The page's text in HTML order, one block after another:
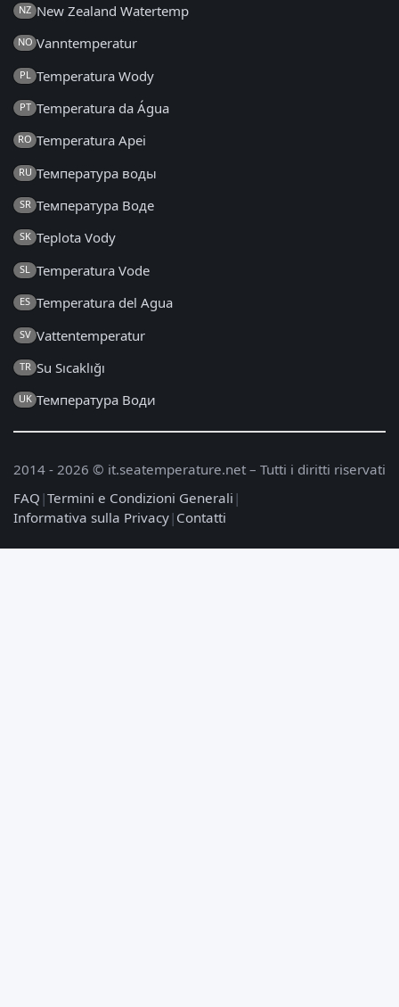
NZ New Zealand Watertemp
NO Vanntemperatur
PL Temperatura Wody
PT Temperatura da Água
RO Temperatura Apei
RU Температура воды
SR Температура Воде
SK Teplota Vody
SL Temperatura Vode
ES Temperatura del Agua
SV Vattentemperatur
TR Su Sıcaklığı
UK Температура Води
2014 - 2026 © it.seatemperature.net – Tutti i diritti riservati
FAQ |Termini e Condizioni Generali |
Informativa sulla Privacy| Contatti